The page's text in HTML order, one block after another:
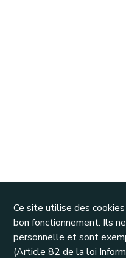
Ce site utilise des
bon fonctionnement. Ils
personnelle et sont
(Article 82 de la loi